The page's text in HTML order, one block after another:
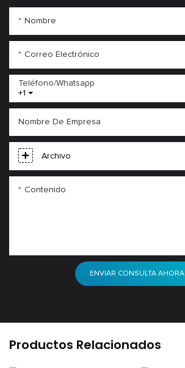
Nombre
Correo Electrónico
+1
Teléfono/whatsapp
Nombre De Empresa
Archivo
Contenido
ENVIAR CONSULTA AHORA
Productos Relacionados